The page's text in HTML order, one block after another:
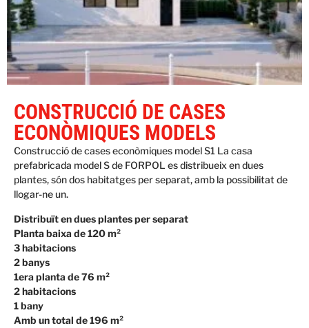
CONSTRUCCIÓ DE CASES
ECONÒMIQUES MODELS
Construcció de cases econòmiques model S1 La casa
prefabricada model S de FORPOL es distribueix en dues
plantes, són dos habitatges per separat, amb la possibilitat de
llogar-ne un.
Distribuït en dues plantes per separat
Planta baixa de 120 m²
3 habitacions
2 banys
1era planta de 76 m²
2 habitacions
1 bany
Amb un total de 196 m²